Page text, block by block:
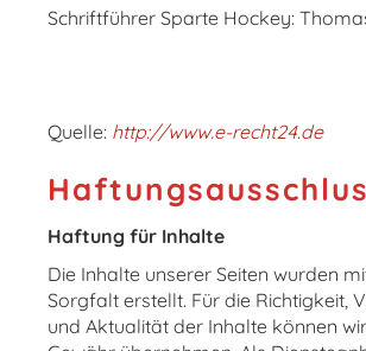
Schriftführer Sparte Hockey:
Quelle: http://www.e-recht24.de
Haftung für Inhalte
Die Inhalte unserer Seiten wurden
Sorgfalt erstellt. Für die Richtigkeit,
und Aktualität der Inhalte können